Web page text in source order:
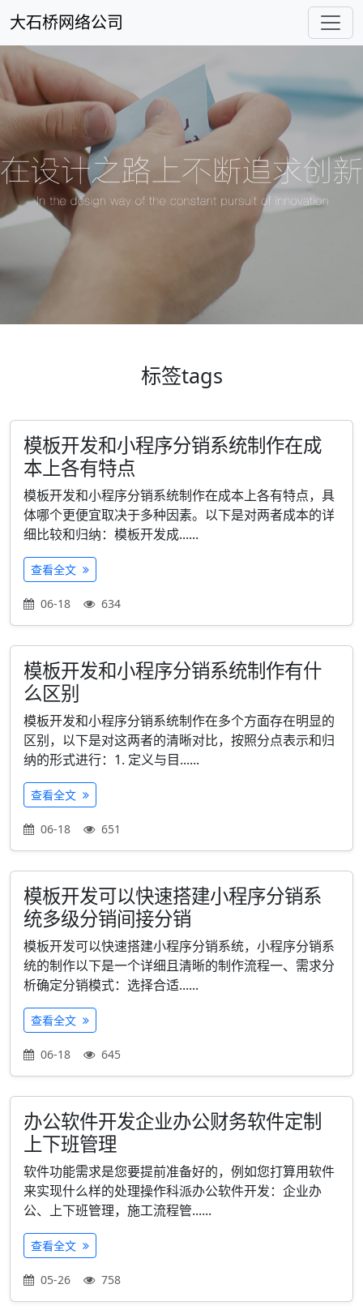
大石桥网络公司
标签tags
模板开发和小程序分销系统制作在成
本上各有特点
模板开发和小程序分销系统制作在成本上各有特点，具
体哪个更便宜取决于多种因素。以下是对两者成本的详
细比较和归纳：模板开发成......
查看全文
06-18 634
模板开发和小程序分销系统制作有什
么区别
模板开发和小程序分销系统制作在多个方面存在明显的
区别，以下是对这两者的清晰对比，按照分点表示和归
纳的形式进行：1. 定义与目......
查看全文
06-18 651
模板开发可以快速搭建小程序分销系
统多级分销间接分销
模板开发可以快速搭建小程序分销系统，小程序分销系
统的制作以下是一个详细且清晰的制作流程一、需求分
析确定分销模式：选择合适......
查看全文
06-18 645
办公软件开发企业办公财务软件定制
上下班管理
软件功能需求是您要提前准备好的，例如您打算用软件
来实现什么样的处理操作科派办公软件开发：企业办
公、上下班管理，施工流程管......
查看全文
05-26 758